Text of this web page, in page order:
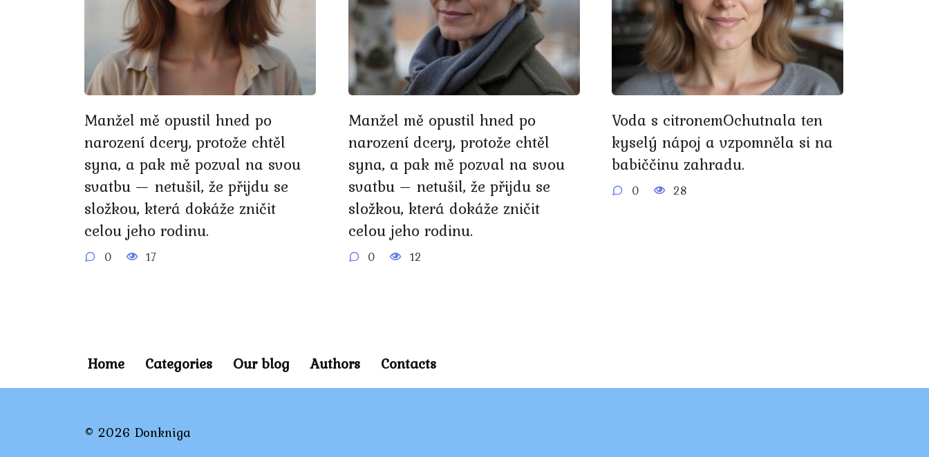
Manžel mě opustil hned po
narození dcery, protože chtěl
syna, a pak mě pozval na svou
svatbu — netušil, že přijdu se
složkou, která dokáže zničit
celou jeho rodinu.
0 17
Manžel mě opustil hned po
narození dcery, protože chtěl
syna, a pak mě pozval na svou
svatbu – netušil, že přijdu se
složkou, která dokáže zničit
celou jeho rodinu.
0 12
Voda s citronemOchutnala ten
kyselý nápoj a vzpomněla si na
babiččinu zahradu.
0 28
Home Categories Our blog Authors Contacts
© 2026 Donkniga